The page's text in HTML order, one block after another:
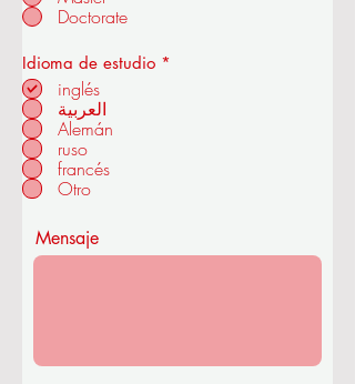
en ZÜRICH - SUIZA
Doctorate
Idioma de estudio *
inglés
العربية
Alemán
ruso
francés
Otro
Mensaje